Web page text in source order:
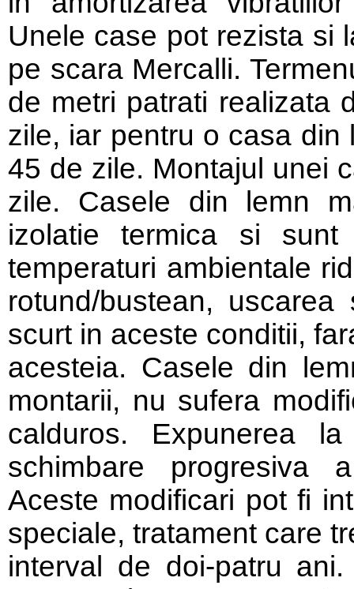
Unele case pot rezista si
pe scara Mercalli.
de metri patrati realizata
zile, iar pentru o casa
45 de zile. Montajul unei
zile. Casele din lemn
izolatie termica si
temperaturi ambientale
rotund/bustean,
scurt in aceste conditii,
acesteia. Casele din
montarii, nu sufera
calduros. Expunerea
schimbare progresiva
Aceste modificari pot fi
speciale, tratament care
interval de doi-patru